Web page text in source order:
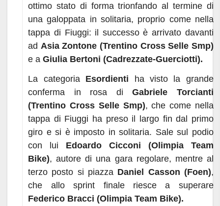
ottimo stato di forma trionfando al termine di
una galoppata in solitaria, proprio come nella
tappa di Fiuggi: il successo è arrivato davanti
ad Asia Zontone (Trentino Cross Selle Smp)
e aGiulia Bertoni (Cadrezzate-Guerciotti).
La categoria Esordienti ha visto la grande
conferma in rosa diGabriele Torcianti
(Trentino Cross Selle Smp), che come nella
tappa di Fiuggi ha preso il largo fin dal primo
giro e si è imposto in solitaria. Sale sul podio
con lui Edoardo Cicconi (Olimpia Team
Bike), autore di una gara regolare, mentre al
terzo posto si piazza Daniel Casson (Foen),
che allo sprint finale riesce a superare
Federico Bracci (Olimpia Team Bike).